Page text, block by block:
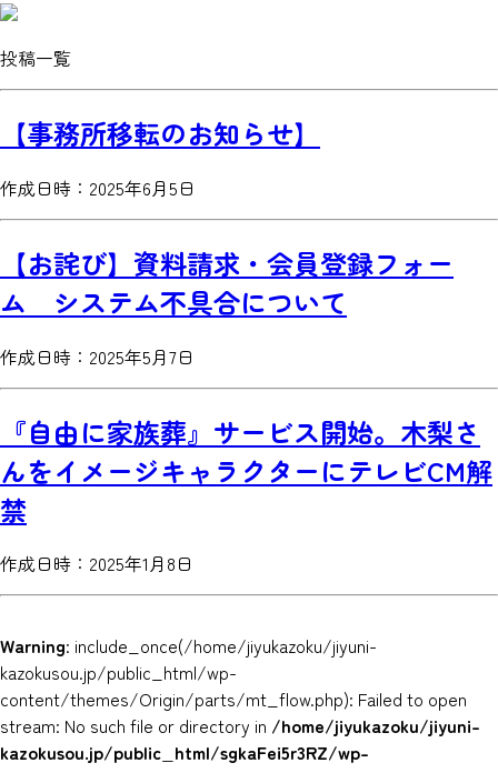
投稿一覧
【事務所移転のお知らせ】
作成日時：2025年6月5日
【お詫び】資料請求・会員登録フォー
ム システム不具合について
作成日時：2025年5月7日
『自由に家族葬』サービス開始。木梨さ
んをイメージキャラクターにテレビCM解
禁
作成日時：2025年1月8日
Warning: include_once(/home/jiyukazoku/jiyuni-
kazokusou.jp/public_html/wp-
content/themes/Origin/parts/mt_flow.php): Failed to open
stream: No such file or directory in /home/jiyukazoku/jiyuni-
kazokusou.jp/public_html/sgkaFei5r3RZ/wp-